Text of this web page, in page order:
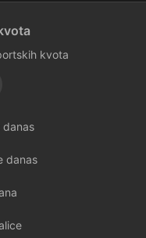
kvota
danas
danas